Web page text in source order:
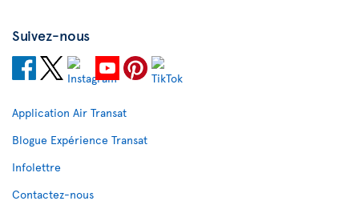
Suivez-nous
Application Air Transat
Blogue Expérience Transat
Infolettre
Contactez-nous